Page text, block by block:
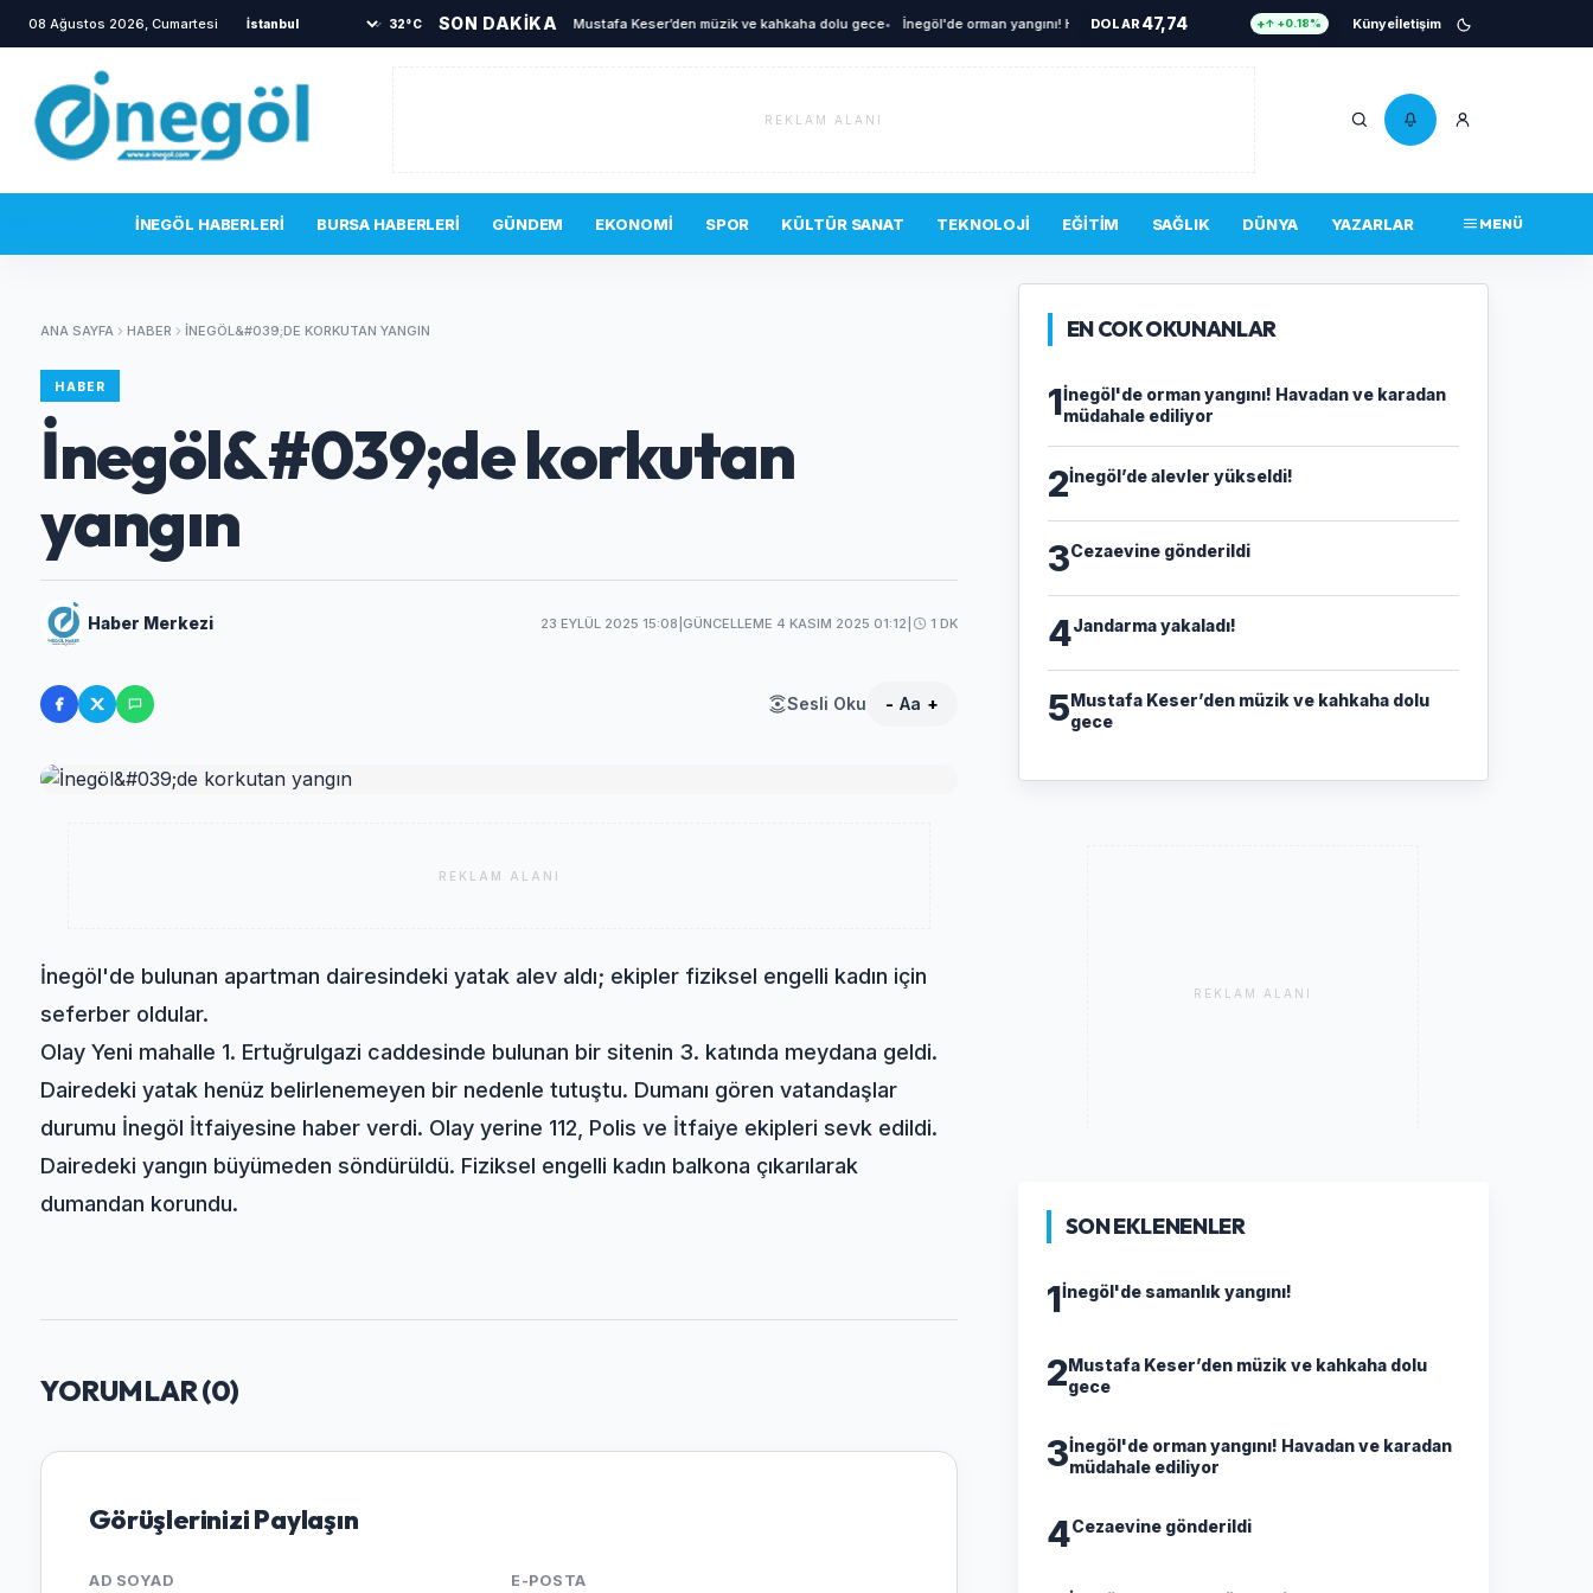
08 Ağustos 2026, Cumartesi 32°C SON DAKİKA
İnegöl'de samanlık yangını!• Mustafa Keser’den müzik ve kahkaha dolu gece• İnegöl'de orman yangını! Havadan ve karadan müdahale ediliyor• Cezaevine gönderildi İnegöl’de alevler
DOLAR 47,74 ↑ +0.18% Künyeİletişim
REKLAM ALANI
İNEGÖL HABERLERI BURSA HABERLERI GÜNDEM EKONOMI SPOR KÜLTÜR SANAT TEKNOLOJI EĞITIM SAĞLIK DÜNYA YAZARLAR MENÜ
ANA SAYFA HABER İNEGÖL&#039;DE KORKUTAN YANGIN
HABER
İnegöl&#039;de korkutan
yangın
Haber Merkezi 23 EYLÜL 2025 15:08 GÜNCELLEME 4 KASIM 2025 01:12 1 DK
Sesli Oku - Aa +
REKLAM ALANI
İnegöl'de bulunan apartman dairesindeki yatak alev aldı; ekipler fiziksel engelli kadın için
seferber oldular.
Olay Yeni mahalle 1. Ertuğrulgazi caddesinde bulunan bir sitenin 3. katında meydana geldi.
Dairedeki yatak henüz belirlenemeyen bir nedenle tutuştu. Dumanı gören vatandaşlar
durumu İnegöl İtfaiyesine haber verdi. Olay yerine 112, Polis ve İtfaiye ekipleri sevk edildi.
Dairedeki yangın büyümeden söndürüldü. Fiziksel engelli kadın balkona çıkarılarak
dumandan korundu.
YORUMLAR (0)
Görüşlerinizi Paylaşın
AD SOYAD E-POSTA
EN COK OKUNANLAR
1İnegöl'de orman yangını! Havadan ve karadan
müdahale ediliyor
2İnegöl’de alevler yükseldi!
3Cezaevine gönderildi
4Jandarma yakaladı!
5Mustafa Keser’den müzik ve kahkaha dolu
gece
REKLAM ALANI
SON EKLENENLER
1İnegöl'de samanlık yangını!
2Mustafa Keser’den müzik ve kahkaha dolu
gece
3İnegöl'de orman yangını! Havadan ve karadan
müdahale ediliyor
4Cezaevine gönderildi